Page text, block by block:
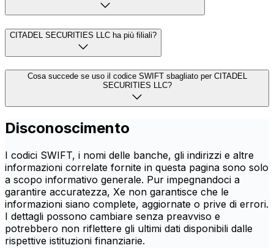
CITADEL SECURITIES LLC ha più filiali?
Cosa succede se uso il codice SWIFT sbagliato per CITADEL
SECURITIES LLC?
Disconoscimento
I codici SWIFT, i nomi delle banche, gli indirizzi e altre
informazioni correlate fornite in questa pagina sono solo
a scopo informativo generale. Pur impegnandoci a
garantire accuratezza, Xe non garantisce che le
informazioni siano complete, aggiornate o prive di errori.
I dettagli possono cambiare senza preavviso e
potrebbero non riflettere gli ultimi dati disponibili dalle
rispettive istituzioni finanziarie.